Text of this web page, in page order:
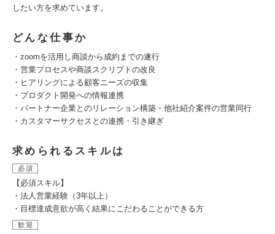
したい方を求めています。
どんな仕事か
・zoomを活用し商談から成約までの遂行
・営業プロセスや商談スクリプトの改良
・ヒアリングによる顧客ニーズの収集
・プロダクト開発への情報連携
・パートナー企業とのリレーション構築・他社紹介案件の営業同行
・カスタマーサクセスとの連携・引き継ぎ
求められるスキルは
必須
【必須スキル】
・法人営業経験（3年以上）
・目標達成意欲が高く結果にこだわることができる方
歓迎